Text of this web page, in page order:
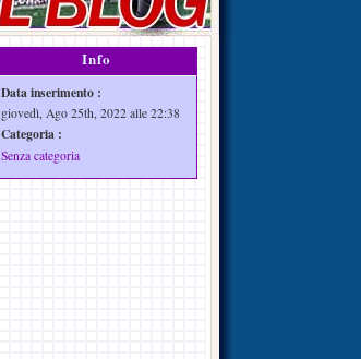
Info
Data inserimento :
giovedì, Ago 25th, 2022 alle 22:38
Categoria :
Senza categoria